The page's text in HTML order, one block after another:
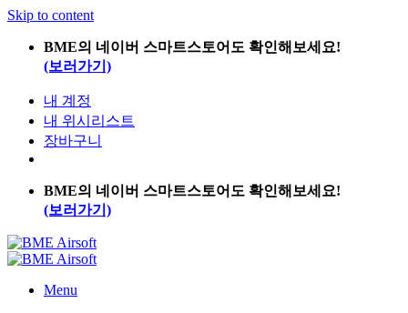
Skip to content
BME의 네이버 스마트스토어도 확인해보세요!
(보러가기)
내 계정
내 위시리스트
장바구니
BME의 네이버 스마트스토어도 확인해보세요!
(보러가기)
Menu